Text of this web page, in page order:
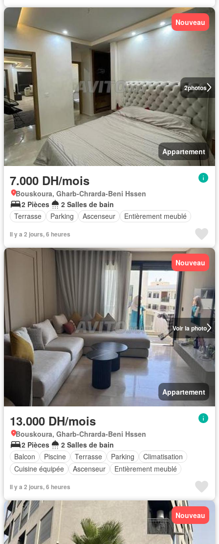
2photos
Nouveau
Appartement
7.000 DH/mois
Bouskoura, Gharb-Chrarda-Beni Hssen
2 Pièces
2 Salles de bain
Terrasse
Parking Ascenseur Entièrement meublé
Il y a 2 jours, 6 heures
Voir la photo
Nouveau
Appartement
13.000 DH/mois
Bouskoura, Gharb-Chrarda-Beni Hssen
2 Pièces
2 Salles de bain
Balcon
Piscine Terrasse Parking
Climatisation
Cuisine équipée
Ascenseur Entièrement meublé
Il y a 2 jours, 6 heures
Nouveau